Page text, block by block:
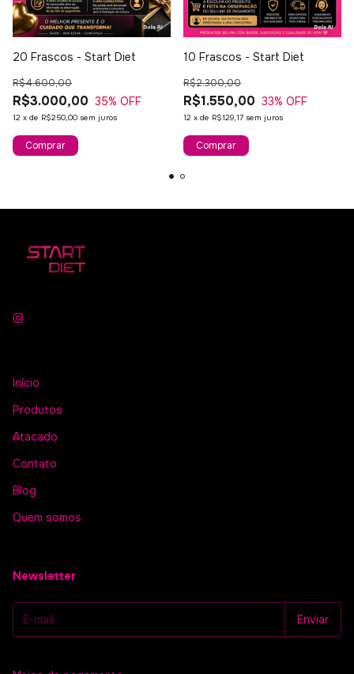
20 Frascos - Start Diet
R$3.000,00
R$4.600,00
35% OFF
12 x de R$250,00 sem juros
10 Frascos - Start Diet
R$1.550,00
R$2.300,00
33% OFF
12 x de R$129,17 sem juros
Início
Produtos
Atacado
Contato
Blog
Quem somos
Newsletter